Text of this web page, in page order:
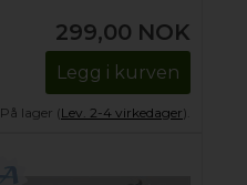
299,00 NOK
Legg i kurven
På lager (Lev. 2-4 virkedager).